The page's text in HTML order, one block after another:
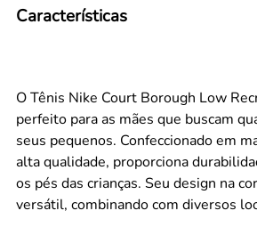
Características
O Tênis Nike Court Borough Low
perfeito para as mães que buscam
seus pequenos. Confeccionado em
alta qualidade, proporciona
os pés das crianças. Seu design na
versátil, combinando com diversos